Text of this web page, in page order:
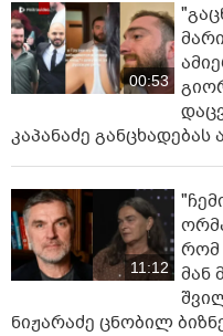
00:53
კაპანაძე
11:12
რომ
მან
ნიჟარაძე ცნობილ